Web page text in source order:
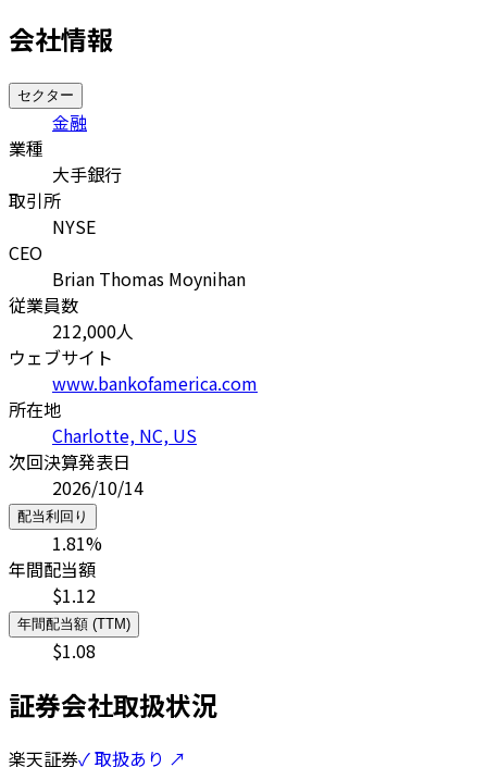
会社情報
セクター
金融
業種
大手銀行
取引所
NYSE
CEO
Brian Thomas Moynihan
従業員数
212,000人
ウェブサイト
www.bankofamerica.com
所在地
Charlotte, NC, US
次回決算発表日
2026/10/14
配当利回り
1.81%
年間配当額
$1.12
年間配当額 (TTM)
$1.08
証券会社取扱状況
楽天証券✓ 取扱あり ↗